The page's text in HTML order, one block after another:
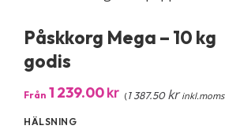
Påskkorg Mega – 10 kg
godis
Från 1 239.00kr (1 387.50kr inkl.moms
HÄLSNING